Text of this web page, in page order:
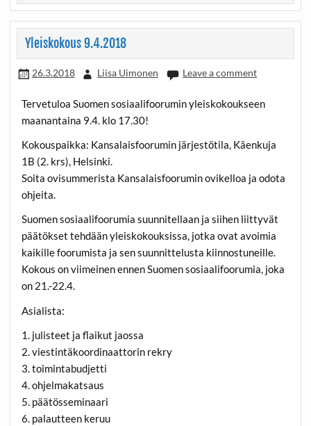
Yleiskokous 9.4.2018
26.3.2018 Liisa Uimonen Leave a comment
Tervetuloa Suomen sosiaalifoorumin yleiskokoukseen
maanantaina 9.4. klo 17.30!
Kokouspaikka: Kansalaisfoorumin järjestötila, Käenkuja
1B (2. krs), Helsinki.
Soita ovisummerista Kansalaisfoorumin ovikelloa ja odota
ohjeita.
Suomen sosiaalifoorumia suunnitellaan ja siihen liittyvät
päätökset tehdään yleiskokouksissa, jotka ovat avoimia
kaikille foorumista ja sen suunnittelusta kiinnostuneille.
Kokous on viimeinen ennen Suomen sosiaalifoorumia, joka
on 21.-22.4.
Asialista:
1. julisteet ja flaikut jaossa
2. viestintäkoordinaattorin rekry
3. toimintabudjetti
4. ohjelmakatsaus
5. päätösseminaari
6. palautteen keruu